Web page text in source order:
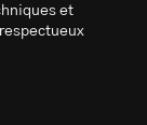
et